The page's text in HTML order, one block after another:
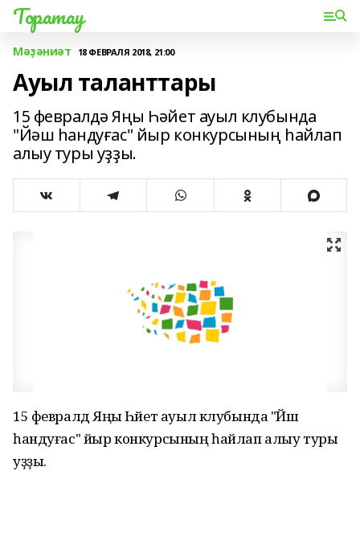
Торатау
Мәҙәниәт 18 ФЕВРАЛЯ 2018, 21:00
Ауыл таланттары
15 февралдә Яңы Һәйет ауыл клубында
"Йәш һандуғас" йыр конкурсының һайлап
алыу туры уҙҙы.
15 февралдә Яңы Һәйет ауыл клубында "Йәш
һандуғас" йыр конкурсының һайлап алыу туры
уҙҙы.